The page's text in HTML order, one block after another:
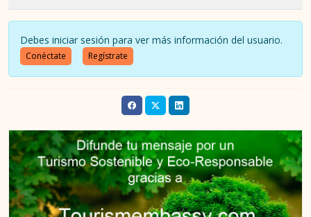
Debes iniciar sesión para ver más información del usuario.
Conéctate Regístrate